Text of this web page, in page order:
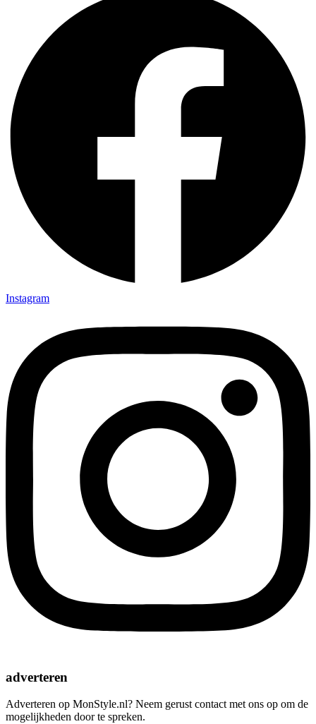
Instagram
adverteren
Adverteren op MonStyle.nl? Neem gerust contact met ons op om de
mogelijkheden door te spreken.